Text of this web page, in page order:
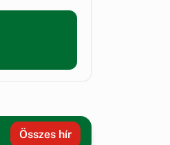
Összes hír